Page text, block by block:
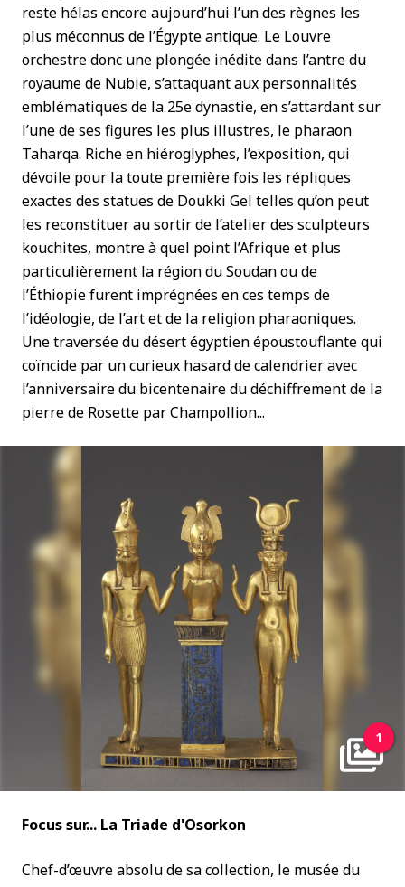
reste hélas encore aujourd’hui l’un des règnes les
plus méconnus de l’Égypte antique. Le Louvre
orchestre donc une plongée inédite dans l’antre du
royaume de Nubie, s’attaquant aux personnalités
emblématiques de la 25e dynastie, en s’attardant sur
l’une de ses figures les plus illustres, le pharaon
Taharqa. Riche en hiéroglyphes, l’exposition, qui
dévoile pour la toute première fois les répliques
exactes des statues de Doukki Gel telles qu’on peut
les reconstituer au sortir de l’atelier des sculpteurs
kouchites, montre à quel point l’Afrique et plus
particulièrement la région du Soudan ou de
l’Éthiopie furent imprégnées en ces temps de
l’idéologie, de l’art et de la religion pharaoniques.
Une traversée du désert égyptien époustouflante qui
coïncide par un curieux hasard de calendrier avec
l’anniversaire du bicentenaire du déchiffrement de la
pierre de Rosette par Champollion...
1
Focus sur... La Triade d'Osorkon
Chef-d’œuvre absolu de sa collection, le musée du